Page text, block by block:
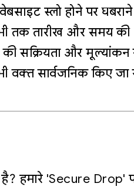
स्लो होने पर
अभी तक तारीख और समय की
सक्रियता और मूल्यांकन
वक्त सार्वजनिक किए
हमारे 'Secure Drop'